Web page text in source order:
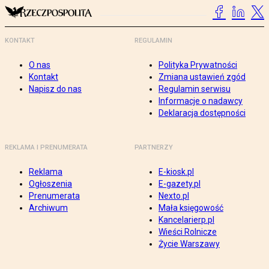
KONTAKT
O nas
Kontakt
Napisz do nas
REGULAMIN
Polityka Prywatności
Zmiana ustawień zgód
Regulamin serwisu
Informacje o nadawcy
Deklaracja dostępności
REKLAMA I PRENUMERATA
Reklama
Ogłoszenia
Prenumerata
Archiwum
PARTNERZY
E-kiosk.pl
E-gazety.pl
Nexto.pl
Mała księgowość
Kancelarierp.pl
Wieści Rolnicze
Życie Warszawy